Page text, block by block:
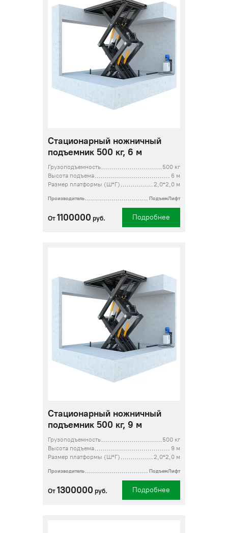
Стационарный ножничный
подъемник 500 кг, 6 м
Грузоподъемность
500 кг
Высота подъема
6 м
Размер платформы (Ш*Г)
2,0*2,0 м
Производитель ПодъемЛифт
От 1100000 руб. Подробнее
Стационарный ножничный
подъемник 500 кг, 9 м
Грузоподъемность
500 кг
Высота подъема
9 м
Размер платформы (Ш*Г)
2,0*2,0 м
Производитель ПодъемЛифт
От 1300000 руб. Подробнее